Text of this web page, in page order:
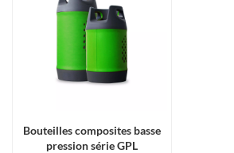
Bouteilles composites basse
pression série GPL